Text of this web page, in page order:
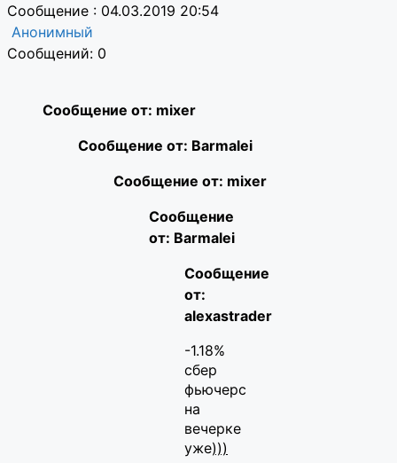
Сообщение : 04.03.2019 20:54
Анонимный
Сообщений: 0
Сообщение от: mixer
Сообщение от: Barmalei
Сообщение от: mixer
Сообщение
от: Barmalei
Сообщение
от:
alexastrader
-1.18%
сбер
фьючерс
на
вечерке
уже)))